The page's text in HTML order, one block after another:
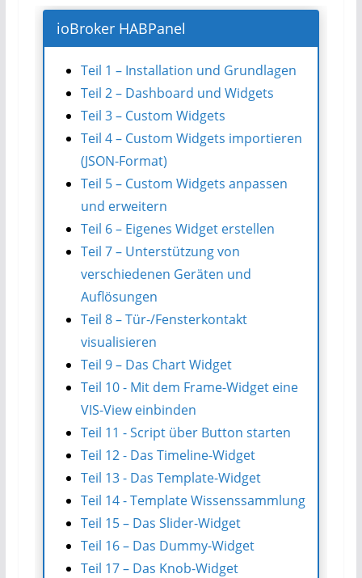
ioBroker HABPanel
Teil 1 – Installation und Grundlagen
Teil 2 – Dashboard und Widgets
Teil 3 – Custom Widgets
Teil 4 – Custom Widgets importieren
(JSON-Format)
Teil 5 – Custom Widgets anpassen
und erweitern
Teil 6 – Eigenes Widget erstellen
Teil 7 – Unterstützung von
verschiedenen Geräten und
Auflösungen
Teil 8 – Tür-/Fensterkontakt
visualisieren
Teil 9 – Das Chart Widget
Teil 10 - Mit dem Frame-Widget eine
VIS-View einbinden
Teil 11 - Script über Button starten
Teil 12 - Das Timeline-Widget
Teil 13 - Das Template-Widget
Teil 14 - Template Wissenssammlung
Teil 15 – Das Slider-Widget
Teil 16 – Das Dummy-Widget
Teil 17 – Das Knob-Widget